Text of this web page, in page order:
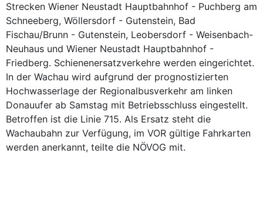
Strecken Wiener Neustadt Hauptbahnhof - Puchberg am
Schneeberg, Wöllersdorf - Gutenstein, Bad
Fischau/Brunn - Gutenstein, Leobersdorf - Weisenbach-
Neuhaus und Wiener Neustadt Hauptbahnhof -
Friedberg. Schienenersatzverkehre werden eingerichtet.
In der Wachau wird aufgrund der prognostizierten
Hochwasserlage der Regionalbusverkehr am linken
Donauufer ab Samstag mit Betriebsschluss eingestellt.
Betroffen ist die Linie 715. Als Ersatz steht die
Wachaubahn zur Verfügung, im VOR gültige Fahrkarten
werden anerkannt, teilte die NÖVOG mit.